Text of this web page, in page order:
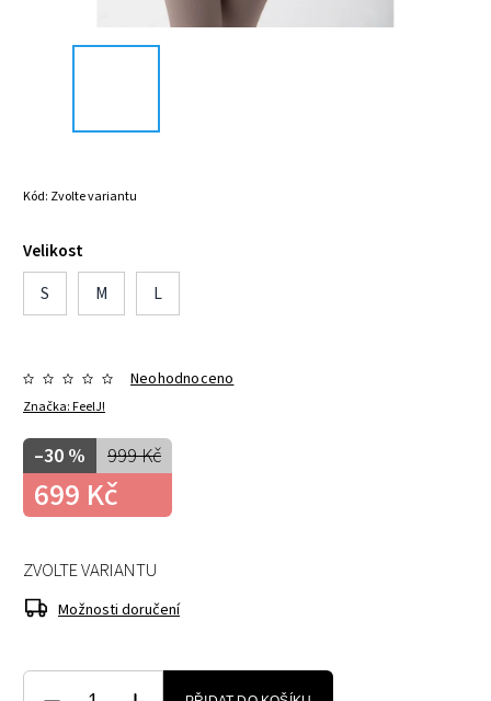
Kód: Zvolte variantu
Velikost
S
M L
Značka:FeelJ!
Neohodnoceno
999 Kč
–30 %
699 Kč
ZVOLTE VARIANTU
Možnosti doručení